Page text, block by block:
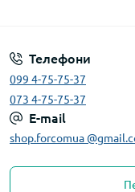
Телефони
099 4-75-75-37
073 4-75-75-37
E-mail
shop.forcomua